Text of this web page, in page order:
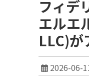
フィ
エルエ
LLC)が
2026-06-